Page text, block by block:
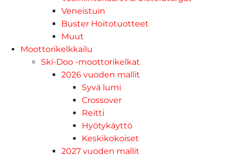
Veneistuin
Buster Hoitotuotteet
Muut
Moottorikelkkailu
Ski-Doo -moottorikelkat
2026 vuoden mallit
Syvä lumi
Crossover
Reitti
Hyötykäyttö
Keskikokoiset
2027 vuoden mallit